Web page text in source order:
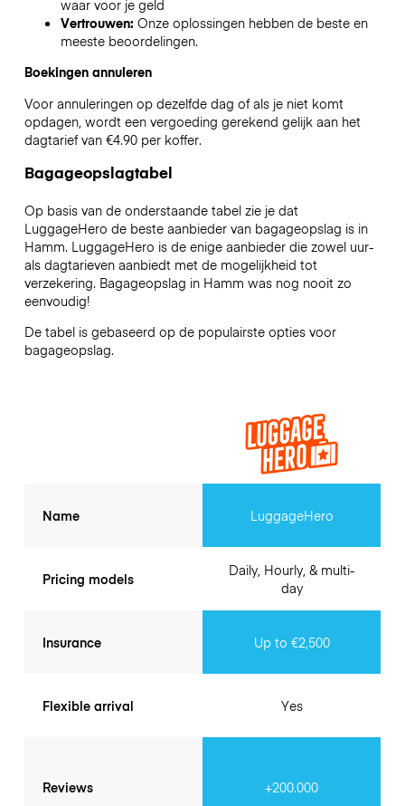
waar voor je geld
Vertrouwen: Onze oplossingen hebben de beste en
meeste beoordelingen.
Boekingen annuleren
Voor annuleringen op dezelfde dag of als je niet komt
opdagen, wordt een vergoeding gerekend gelijk aan het
dagtarief van €4.90 per koffer.
Bagageopslagtabel
Op basis van de onderstaande tabel zie je dat
LuggageHero de beste aanbieder van bagageopslag is in
Hamm. LuggageHero is de enige aanbieder die zowel uur-
als dagtarieven aanbiedt met de mogelijkheid tot
verzekering. Bagageopslag in Hamm was nog nooit zo
eenvoudig!
De tabel is gebaseerd op de populairste opties voor
bagageopslag.
Name
Pricing models
Insurance
Flexible arrival
Reviews
LuggageHero
Daily, Hourly, & multi-
day
Up to €2,500
Yes
+200.000